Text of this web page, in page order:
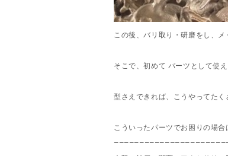
この後、バリ取り・研磨をし、メ
そこで、初めて パーツとして使え
型さえできれば、こうやってた
こういったパーツでお困りの場